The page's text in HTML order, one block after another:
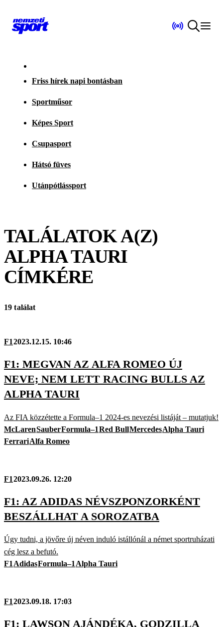
Friss hírek napi bontásban
Sportműsor
Képes Sport
Csupasport
Hátsó füves
Utánpótlássport
TALÁLATOK A(Z)
ALPHA TAURI
CÍMKÉRE
19 találat
F12023.12.15. 10:46
F1: MEGVAN AZ ALFA ROMEO ÚJ
NEVE; NEM LETT RACING BULLS AZ
ALPHA TAURI
Az FIA közzétette a Formula–1 2024-es nevezési listáját – mutatjuk!
McLarenSauberFormula–1Red BullMercedesAlpha Tauri
FerrariAlfa Romeo
F12023.09.26. 12:20
F1: AZ ADIDAS NÉVSZPONZORKÉNT
BESZÁLLHAT A SOROZATBA
Úgy tudni, a jövőre új néven induló istállónál a német sportruházati
cég lesz a befutó.
F1 AdidasFormula–1 Alpha Tauri
F12023.09.18. 17:03
F1: LAWSON AJÁNDÉKA, GODZILLA